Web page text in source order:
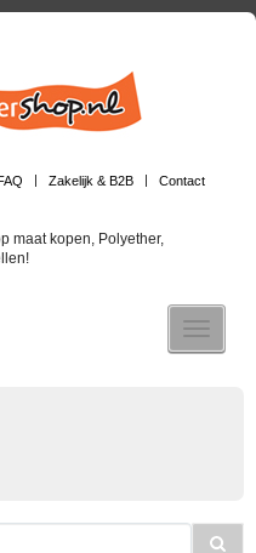
Zakelijk & B2B Contact
maat kopen, Polyether,
Toggle